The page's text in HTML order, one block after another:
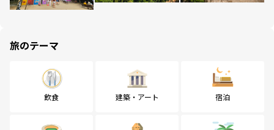
旅のテーマ
飲食 建築・アート 宿泊